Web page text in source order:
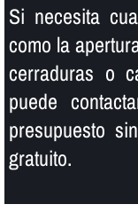
Si necesita
como la
cerraduras o
puede
presupuesto
gratuito.